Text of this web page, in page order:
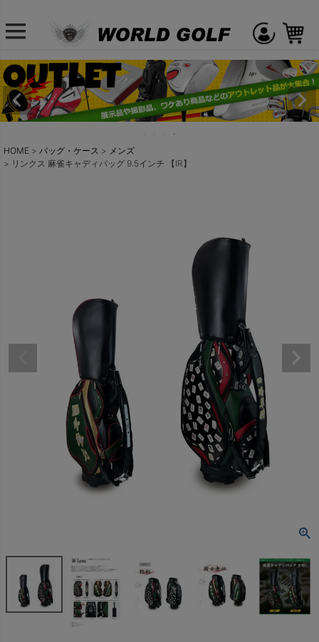
HOME バッグ・ケース
メンズ
リンクス 麻雀キャディバッグ 9.5インチ 【IR】